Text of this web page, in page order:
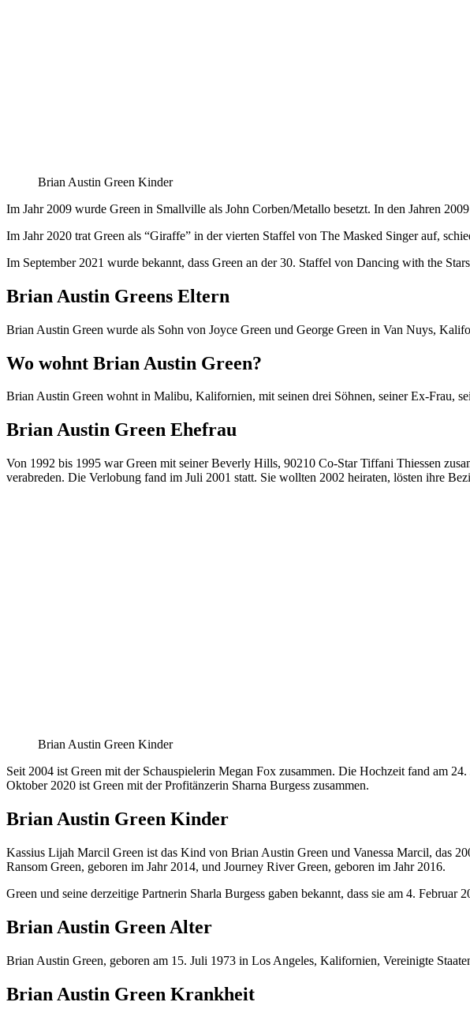
Brian Austin Green Kinder
Im Jahr 2009 wurde Green in Smallville als John Corben/Metallo besetzt. In den Jahren
Im Jahr 2020 trat Green als “Giraffe” in der vierten Staffel von The Masked Singer auf,
Im September 2021 wurde bekannt, dass Green an der 30. Staffel von Dancing with the
Brian Austin Greens Eltern
Brian Austin Green wurde als Sohn von Joyce Green und George Green in Van Nuys,
Wo wohnt Brian Austin Green?
Brian Austin Green wohnt in Malibu, Kalifornien, mit seinen drei Söhnen, seiner Ex-Frau,
Brian Austin Green Ehefrau
Von 1992 bis 1995 war Green mit seiner Beverly Hills, 90210 Co-Star Tiffani Thiessen
verabreden. Die Verlobung fand im Juli 2001 statt. Sie wollten 2002 heiraten, lösten ihre
Brian Austin Green Kinder
Seit 2004 ist Green mit der Schauspielerin Megan Fox zusammen. Die Hochzeit fand am
Oktober 2020 ist Green mit der Profitänzerin Sharna Burgess zusammen.
Brian Austin Green Kinder
Kassius Lijah Marcil Green ist das Kind von Brian Austin Green und Vanessa Marcil, das
Ransom Green, geboren im Jahr 2014, und Journey River Green, geboren im Jahr 2016.
Green und seine derzeitige Partnerin Sharla Burgess gaben bekannt, dass sie am 4.
Brian Austin Green Alter
Brian Austin Green, geboren am 15. Juli 1973 in Los Angeles, Kalifornien, Vereinigte
Brian Austin Green Krankheit